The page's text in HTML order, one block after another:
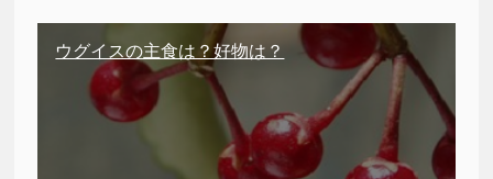
ウグイスの主食は？好物は？